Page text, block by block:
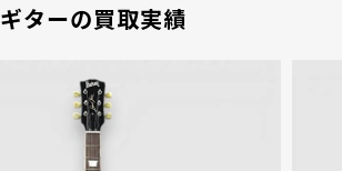
ギターの買取実績